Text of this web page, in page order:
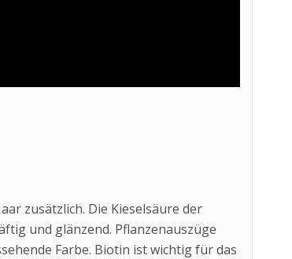
zusätzlich. Die Kieselsäure der
und glänzend. Pflanzenauszüge
Farbe. Biotin ist wichtig für das